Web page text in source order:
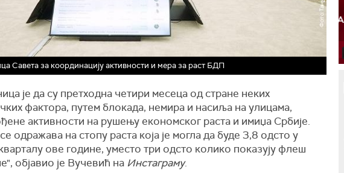
Савета за координацију активности и мера за раст БДП
је да су претходна четири месеца од стране неких
фактора, путем блокада, немира и насиља на улицама,
активности на рушењу економског раста и имиџа Србије.
одражава на стопу раста која је могла да буде 3,8 одсто у
ове године, уместо три одсто колико показују флеш
објавио је Вучевић на Инстаграму.